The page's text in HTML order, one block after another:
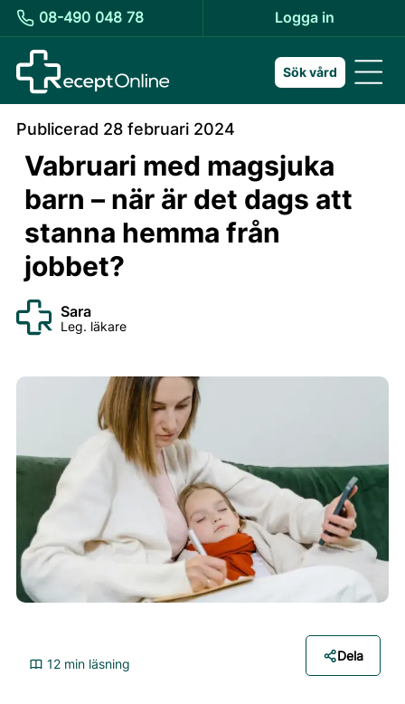
08-490 048 78 Logga in
Sök vård
Publicerad 28 februari 2024
Vabruari med magsjuka
barn – när är det dags att
stanna hemma från
jobbet?
Sara
Leg. läkare
12 min läsning
Dela